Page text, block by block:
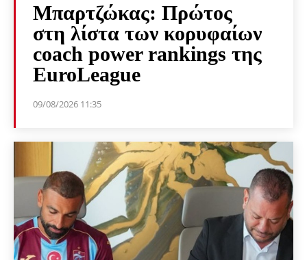
Μπαρτζώκας: Πρώτος
στη λίστα των κορυφαίων
coach power rankings της
EuroLeague
09/08/2026 11:35